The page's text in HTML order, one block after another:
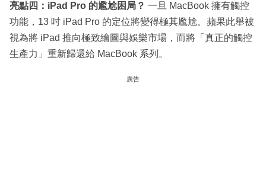
亮點四：iPad Pro 的尷尬困局？ 一旦 MacBook 擁有觸控
功能，13 吋 iPad Pro 的定位將變得極其尷尬。蘋果此舉被
視為將 iPad 推向極致繪圖與娛樂市場，而將「真正的觸控
生產力」重新歸還給 MacBook 系列。
廣告